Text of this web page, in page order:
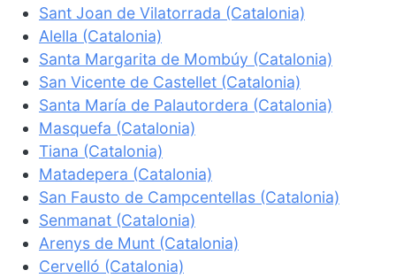
Sant Joan de Vilatorrada (Catalonia)
Alella (Catalonia)
Santa Margarita de Mombúy (Catalonia)
San Vicente de Castellet (Catalonia)
Santa María de Palautordera (Catalonia)
Masquefa (Catalonia)
Tiana (Catalonia)
Matadepera (Catalonia)
San Fausto de Campcentellas (Catalonia)
Senmanat (Catalonia)
Arenys de Munt (Catalonia)
Cervelló (Catalonia)